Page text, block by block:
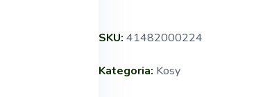
SKU: 41482000224
Kategoria: Kosy